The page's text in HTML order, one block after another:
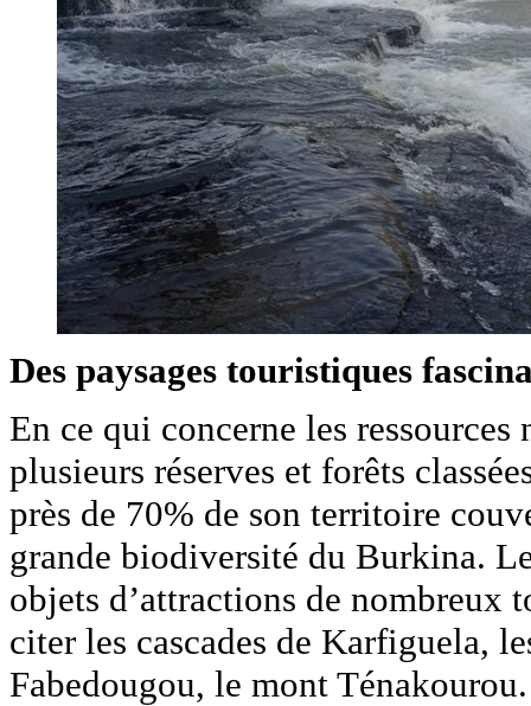
Des paysages touristiques
En ce qui concerne les
plusieurs réserves et forêts
près de 70% de son territoire
grande biodiversité du Burkina.
objets d’attractions de nombreux
citer les cascades de Karfiguela,
Fabedougou, le mont Ténakourou.